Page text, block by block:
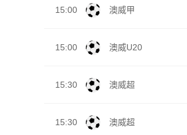
15:00 澳威甲
15:00 澳威U20
15:30 澳威超
15:30 澳威超